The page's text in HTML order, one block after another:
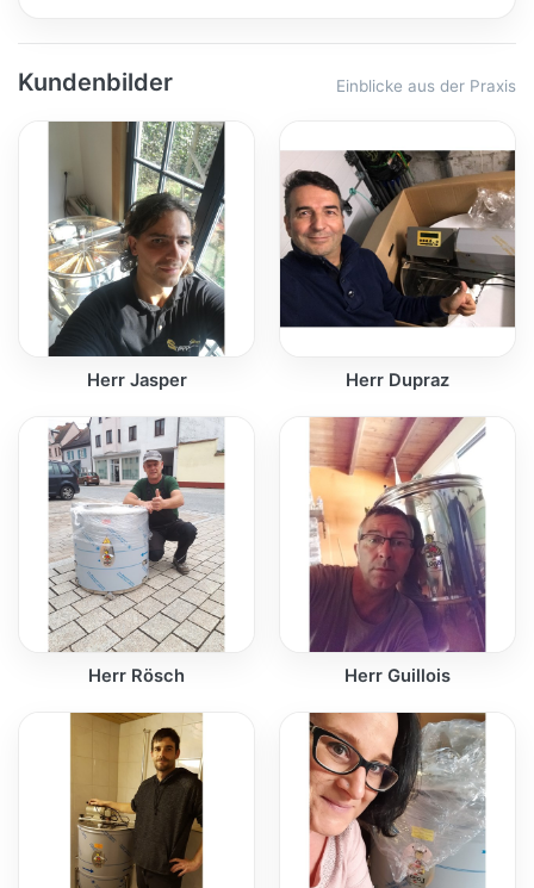
Kundenbilder Einblicke aus der Praxis
Herr Jasper Herr Dupraz
Herr Rösch Herr Guillois